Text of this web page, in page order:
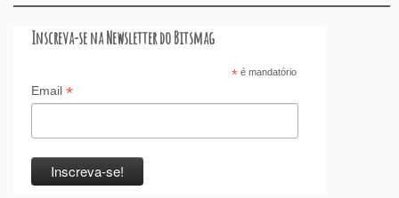
Inscreva-se na Newsletter do Bitsmag
*é mandatório
Email *